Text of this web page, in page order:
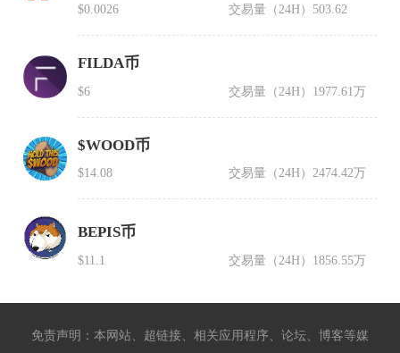
$0.0026 交易量（24H） 503.62
FILDA币
$6 交易量（24H） 1977.61万
$WOOD币
$14.08 交易量（24H）2474.42万
BEPIS币
$11.1 交易量（24H） 1856.55万
免责声明：本网站、超链接、相关应用程序、论坛、博客等媒